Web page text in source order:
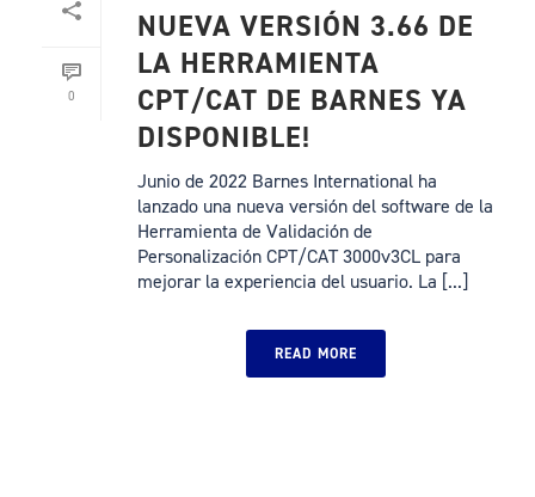
0
NUEVA VERSIÓN 3.66 DE
LA HERRAMIENTA
CPT/CAT DE BARNES YA
DISPONIBLE!
Junio de 2022 Barnes International ha
lanzado una nueva versión del software de la
Herramienta de Validación de
Personalización CPT/CAT 3000v3CL para
mejorar la experiencia del usuario. La [...]
READ MORE